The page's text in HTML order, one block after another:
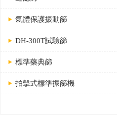
氣體保護振動篩
DH-300T試驗篩
標準藥典篩
拍擊式標準振篩機